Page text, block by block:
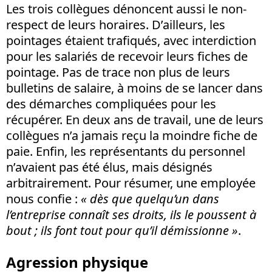
Les trois collègues dénoncent aussi le non-
respect de leurs horaires. D’ailleurs, les
pointages étaient trafiqués, avec interdiction
pour les salariés de recevoir leurs fiches de
pointage. Pas de trace non plus de leurs
bulletins de salaire, à moins de se lancer dans
des démarches compliquées pour les
récupérer. En deux ans de travail, une de leurs
collègues n’a jamais reçu la moindre fiche de
paie. Enfin, les représentants du personnel
n’avaient pas été élus, mais désignés
arbitrairement. Pour résumer, une employée
nous confie : « dès que quelqu’un dans
l’entreprise connaît ses droits, ils le poussent à
bout ; ils font tout pour qu’il démissionne ».
Agression physique